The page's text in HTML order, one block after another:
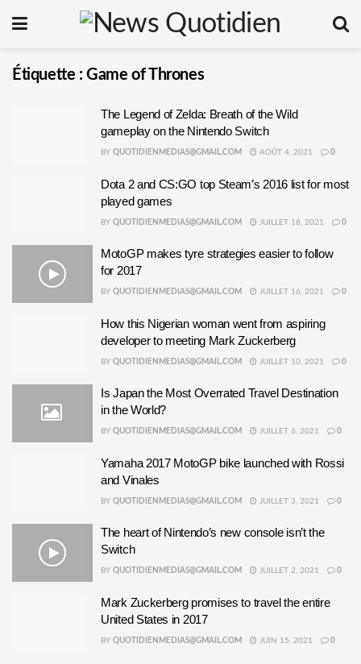
Étiquette :Game of Thrones
The Legend of Zelda: Breath of the Wild
gameplay on the Nintendo Switch
BY QUOTIDIENMEDIAS@GMAIL.COM AOÛT 4, 2021 0
Dota 2 and CS:GO top Steam’s 2016 list for most
played games
BY QUOTIDIENMEDIAS@GMAIL.COM JUILLET 18, 2021 0
MotoGP makes tyre strategies easier to follow
for 2017
BY QUOTIDIENMEDIAS@GMAIL.COM JUILLET 16, 2021 0
How this Nigerian woman went from aspiring
developer to meeting Mark Zuckerberg
BY QUOTIDIENMEDIAS@GMAIL.COM JUILLET 10, 2021 0
Is Japan the Most Overrated Travel Destination
in the World?
BY QUOTIDIENMEDIAS@GMAIL.COM JUILLET 6, 2021 0
Yamaha 2017 MotoGP bike launched with Rossi
and Vinales
BY QUOTIDIENMEDIAS@GMAIL.COM JUILLET 3, 2021 0
The heart of Nintendo’s new console isn’t the
Switch
BY QUOTIDIENMEDIAS@GMAIL.COM JUILLET 2, 2021 0
Mark Zuckerberg promises to travel the entire
United States in 2017
BY QUOTIDIENMEDIAS@GMAIL.COM JUIN 15, 2021 0